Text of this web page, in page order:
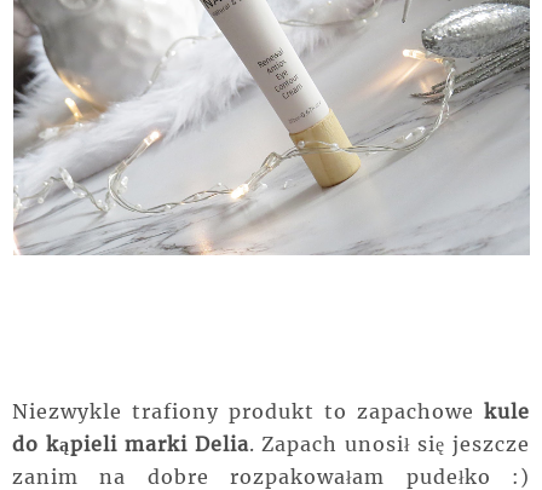
Niezwykle trafiony produkt to zapachowe kule
do kąpieli marki Delia. Zapach unosił się jeszcze
zanim na dobre rozpakowałam pudełko :)